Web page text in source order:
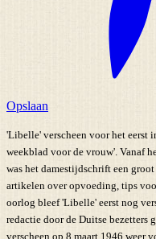
Opslaan
'Libelle' verscheen voor het eerst
weekblad voor de vrouw'. Vanaf
was het damestijdschrift een
artikelen over opvoeding, tips
oorlog bleef 'Libelle' eerst nog
redactie door de Duitse bezetters
verscheen op 8 maart 1946 weer